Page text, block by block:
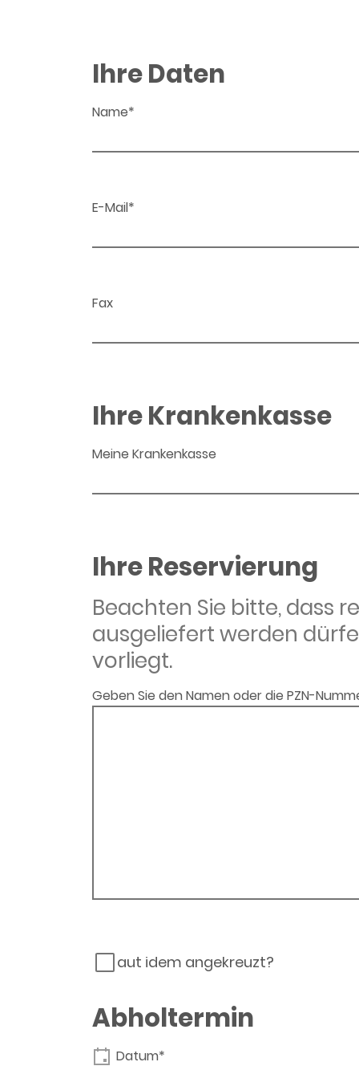
Ihre Daten
Name*
E-Mail*
Fax
Ihre Krankenkasse
Meine Krankenkasse
Ihre Reservierung
Beachten Sie bitte, dass
ausgeliefert werden
vorliegt.
Geben Sie den Namen oder die PZN-
aut idem angekreuzt?
Abholtermin
Datum*